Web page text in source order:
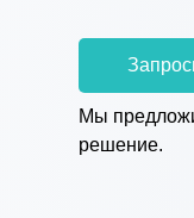
Мы
решение.